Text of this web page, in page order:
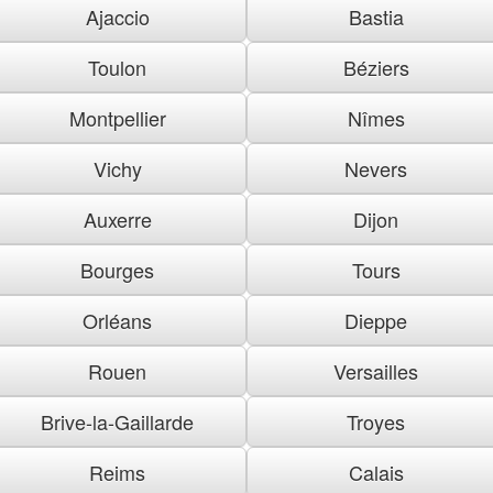
Ajaccio
Bastia
Toulon
Béziers
Montpellier
Nîmes
Vichy
Nevers
Auxerre
Dijon
Bourges
Tours
Orléans
Dieppe
Rouen
Versailles
Brive-la-Gaillarde
Troyes
Reims
Calais